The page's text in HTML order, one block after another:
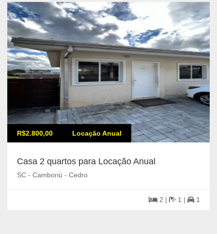
R$2.800,00 Locação Anual
Casa 2 quartos para Locação Anual
SC - Camboriú - Cedro
2 | 1 | 1